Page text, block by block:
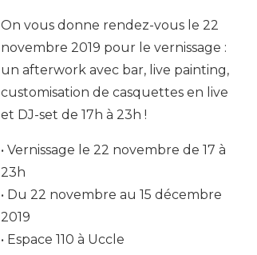
On vous donne rendez-vous le 22
novembre 2019 pour le vernissage :
un afterwork avec bar, live painting,
customisation de casquettes en live
et DJ-set de 17h à 23h !
• Vernissage le 22 novembre de 17 à
23h
• Du 22 novembre au 15 décembre
2019
• Espace 110 à Uccle